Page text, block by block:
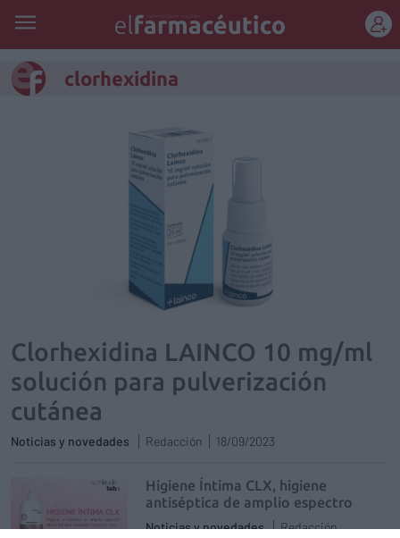
clorhexidina
Clorhexidina LAINCO 10 mg/ml
solución para pulverización
cutánea
Noticias y novedades Redacción 18/09/2023
Higiene Íntima CLX, higiene
antiséptica de amplio espectro
Noticias y novedades
Redacción